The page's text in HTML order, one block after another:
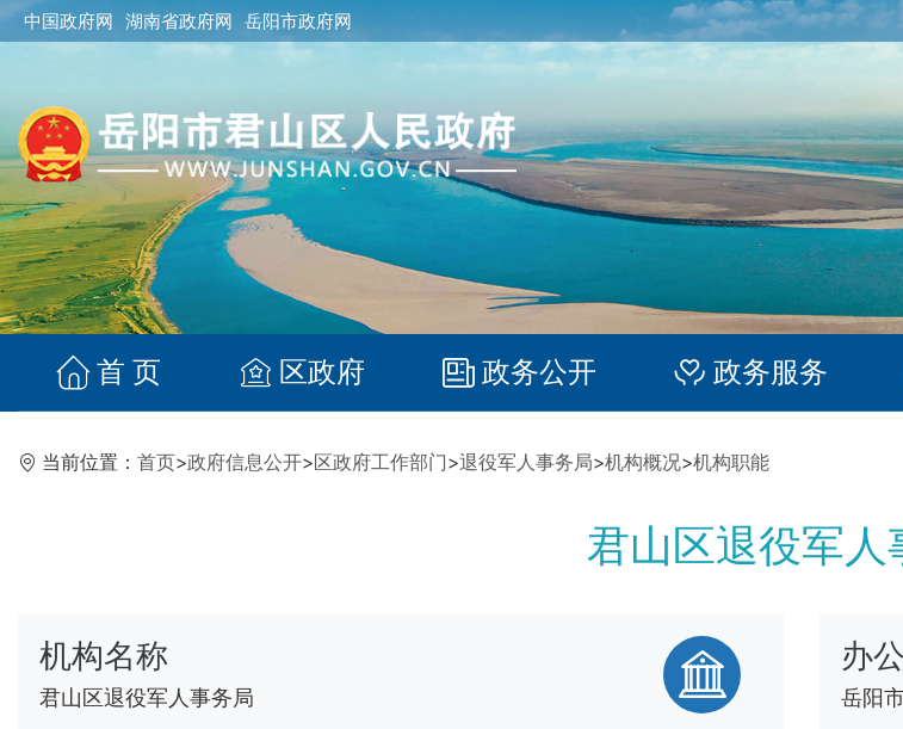
中国政府网 湖南省政府网 岳阳市政府网
首 页 区政府 政务公开 政务服务
当前位置： 首页>政府信息公开>区政府工作部门>退役军人事务局>机构概况>机构职能
君山区退役军人
机构名称
君山区退役军人事务局
办
岳阳